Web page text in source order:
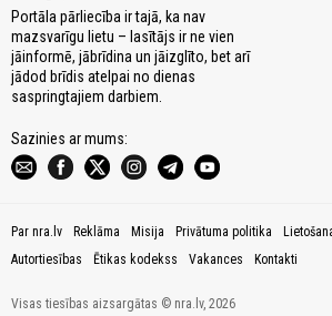
Portāla pārliecība ir tajā, ka nav
mazsvarīgu lietu – lasītājs ir ne vien
jāinformē, jābrīdina un jāizglīto, bet arī
jādod brīdis atelpai no dienas
saspringtajiem darbiem.
Sazinies ar mums:
Par nra.lv Reklāma Misija Privātuma politika
Autortiesības
Ētikas kodekss Vakances Kontakti
Visas tiesības aizsargātas © nra.lv, 2026